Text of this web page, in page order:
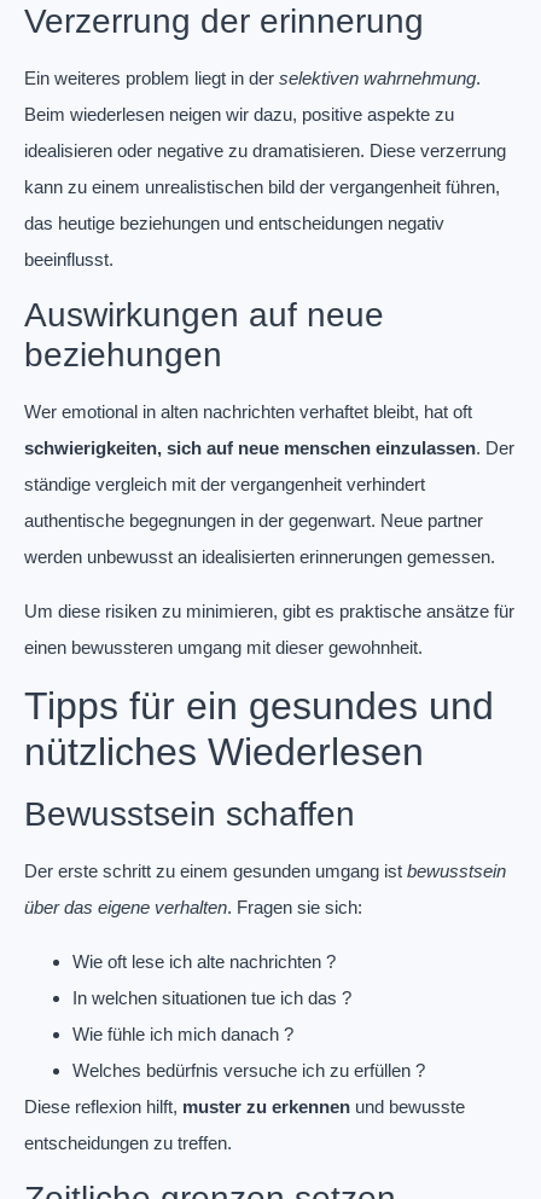
Verzerrung der erinnerung
Ein weiteres problem liegt in der selektiven wahrnehmung.
Beim wiederlesen neigen wir dazu, positive aspekte zu
idealisieren oder negative zu dramatisieren. Diese verzerrung
kann zu einem unrealistischen bild der vergangenheit führen,
das heutige beziehungen und entscheidungen negativ
beeinflusst.
Auswirkungen auf neue
beziehungen
Wer emotional in alten nachrichten verhaftet bleibt, hat oft
schwierigkeiten, sich auf neue menschen einzulassen. Der
ständige vergleich mit der vergangenheit verhindert
authentische begegnungen in der gegenwart. Neue partner
werden unbewusst an idealisierten erinnerungen gemessen.
Um diese risiken zu minimieren, gibt es praktische ansätze für
einen bewussteren umgang mit dieser gewohnheit.
Tipps für ein gesundes und
nützliches Wiederlesen
Bewusstsein schaffen
Der erste schritt zu einem gesunden umgang ist bewusstsein
über das eigene verhalten. Fragen sie sich:
Wie oft lese ich alte nachrichten ?
In welchen situationen tue ich das ?
Wie fühle ich mich danach ?
Welches bedürfnis versuche ich zu erfüllen ?
Diese reflexion hilft, muster zu erkennen und bewusste
entscheidungen zu treffen.